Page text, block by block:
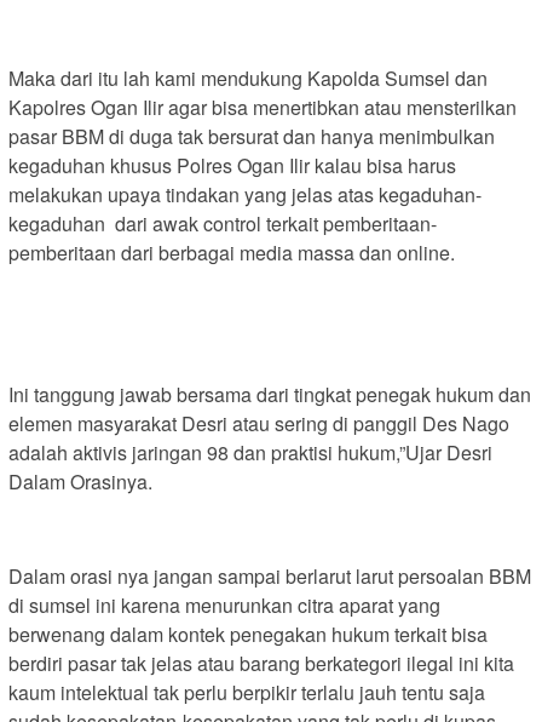
Maka dari itu lah kami mendukung Kapolda Sumsel dan
Kapolres Ogan Ilir agar bisa menertibkan atau mensterilkan
pasar BBM di duga tak bersurat dan hanya menimbulkan
kegaduhan khusus Polres Ogan Ilir kalau bisa harus
melakukan upaya tindakan yang jelas atas kegaduhan-
kegaduhan dari awak control terkait pemberitaan-
pemberitaan dari berbagai media massa dan online.
Ini tanggung jawab bersama dari tingkat penegak hukum dan
elemen masyarakat Desri atau sering di panggil Des Nago
adalah aktivis jaringan 98 dan praktisi hukum,”Ujar Desri
Dalam Orasinya.
Dalam orasi nya jangan sampai berlarut larut persoalan BBM
di sumsel ini karena menurunkan citra aparat yang
berwenang dalam kontek penegakan hukum terkait bisa
berdiri pasar tak jelas atau barang berkategori ilegal ini kita
kaum intelektual tak perlu berpikir terlalu jauh tentu saja